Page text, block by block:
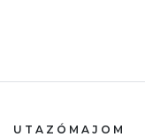
UTAZÓMAJOM